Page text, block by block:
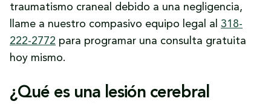
traumatismo craneal debido a una negligencia,
llame a nuestro compasivo equipo legal al 318-
222-2772 para programar una consulta gratuita
hoy mismo.
¿Qué es una lesión cerebral